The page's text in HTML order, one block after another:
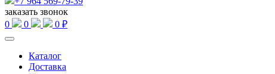
заказать звонок
0
0 0 ₽
Каталог
Доставка